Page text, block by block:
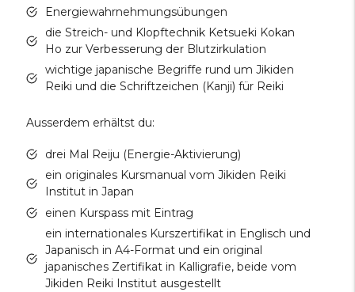
Energiewahrnehmungsübungen
die Streich- und Klopftechnik Ketsueki Kokan
Ho zur Verbesserung der Blutzirkulation
wichtige japanische Begriffe rund um Jikiden
Reiki und die Schriftzeichen (Kanji) für Reiki
Ausserdem erhältst du:
drei Mal Reiju (Energie-Aktivierung)
ein originales Kursmanual vom Jikiden Reiki
Institut in Japan
einen Kurspass mit Eintrag
ein internationales Kurszertifikat in Englisch und
Japanisch in A4-Format und ein original
japanisches Zertifikat in Kalligrafie, beide vom
Jikiden Reiki Institut ausgestellt